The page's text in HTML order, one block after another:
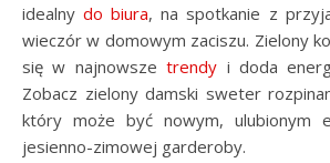
idealnydo biura, na spotkanie z
wieczór w domowym zaciszu. Zielony
się w najnowszetrendy i doda
Zobacz zielony damski sweter
który może być nowym, ulubionym
jesienno-zimowej garderoby.